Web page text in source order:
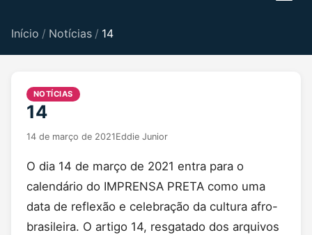
Início / Notícias / 14
NOTÍCIAS
14
14 de março de 2021Eddie Junior
O dia 14 de março de 2021 entra para o
calendário do IMPRENSA PRETA como uma
data de reflexão e celebração da cultura afro-
brasileira. O artigo 14, resgatado dos arquivos